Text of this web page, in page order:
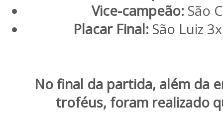
Vice-campeão: São
Placar Final: São Luiz 3
No final da partida, além da
troféus, foram realizado